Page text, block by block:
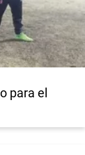
para el